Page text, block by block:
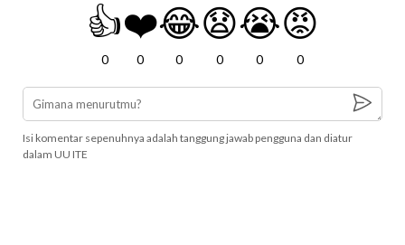
👍
0
❤️
0
😂
0
😧
0
😭
0
😡
0
Isi komentar sepenuhnya adalah tanggung jawab pengguna dan diatur
dalam UU ITE